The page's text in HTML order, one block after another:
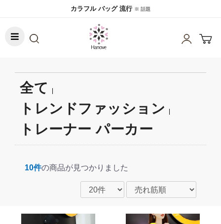
カラフル バッグ 流行 ※ 話題
全て
トレンドファッション
トレーナー パーカー
10件の商品が見つかりました